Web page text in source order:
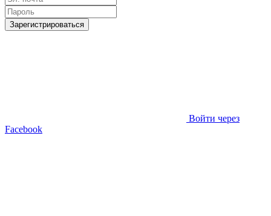
Зарегистрироваться
Войти через
Facebook